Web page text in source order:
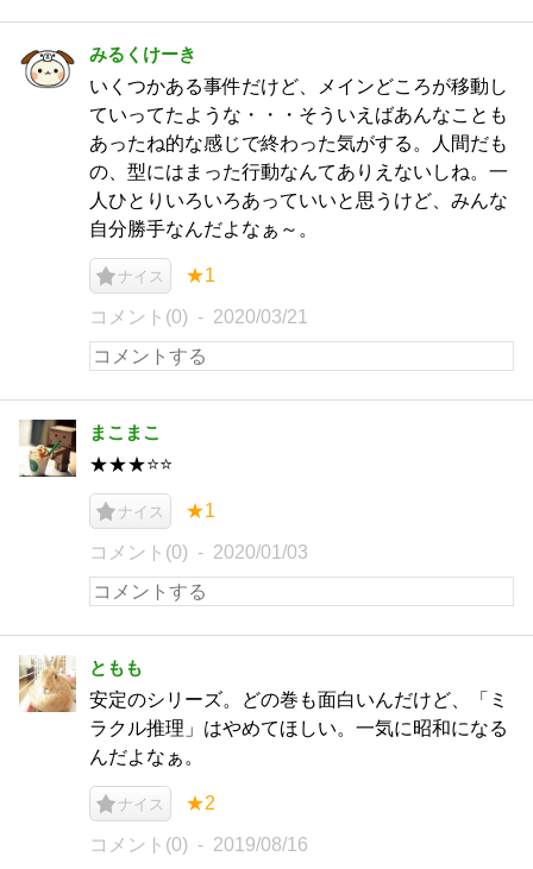
みるくけーき
いくつかある事件だけど、メインどころが移動し
ていってたような・・・そういえばあんなことも
あったね的な感じで終わった気がする。人間だも
の、型にはまった行動なんてありえないしね。一
人ひとりいろいろあっていいと思うけど、みんな
自分勝手なんだよなぁ～。
ナイス ★1
コメント(0) 2020/03/21
まこまこ
★★★⭐⭐
ナイス ★1
コメント(0) 2020/01/03
ともも
安定のシリーズ。どの巻も面白いんだけど、「ミ
ラクル推理」はやめてほしい。一気に昭和になる
んだよなぁ。
ナイス ★2
コメント(0) 2019/08/16